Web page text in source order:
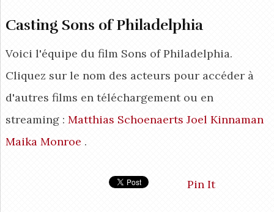
Casting Sons of Philadelphia
Voici l'équipe du film Sons of Philadelphia.
Cliquez sur le nom des acteurs pour accéder à
d'autres films en téléchargement ou en
streaming : Matthias Schoenaerts Joel Kinnaman
Maika Monroe .
Pin It